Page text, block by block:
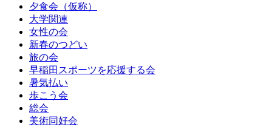
夕食会（仮称）
大学関連
女性の会
新春のつどい
旅の会
早稲田スポーツを応援する会
暑気払い
歩こう会
総会
美術同好会